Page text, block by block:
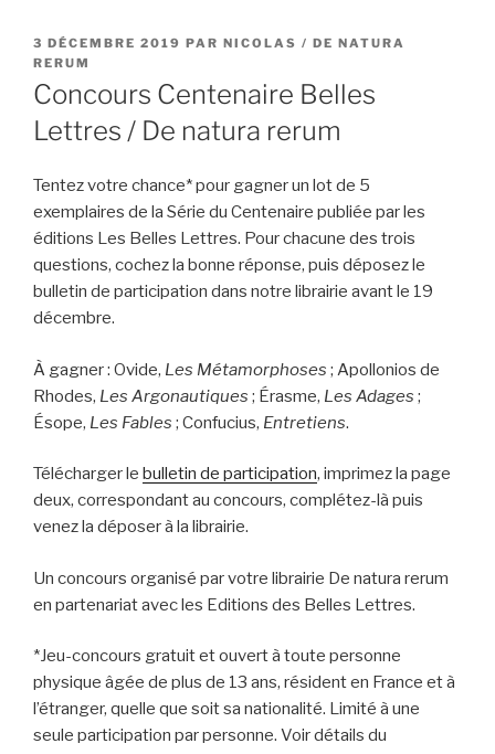
PUBLIÉ
LE
3 DÉCEMBRE 2019 PAR NICOLAS / DE NATURA
RERUM
Concours Centenaire Belles
Lettres / De natura rerum
Tentez votre chance* pour gagner un lot de 5
exemplaires de la Série du Centenaire publiée par les
éditions Les Belles Lettres. Pour chacune des trois
questions, cochez la bonne réponse, puis déposez le
bulletin de participation dans notre librairie avant le 19
décembre.
À gagner : Ovide, Les Métamorphoses ; Apollonios de
Rhodes, Les Argonautiques ; Érasme, Les Adages ;
Ésope, Les Fables ; Confucius, Entretiens.
Télécharger le bulletin de participation, imprimez la page
deux, correspondant au concours, complétez-là puis
venez la déposer à la librairie.
Un concours organisé par votre librairie De natura rerum
en partenariat avec les Editions des Belles Lettres.
*Jeu-concours gratuit et ouvert à toute personne
physique âgée de plus de 13 ans, résident en France et à
l’étranger, quelle que soit sa nationalité. Limité à une
seule participation par personne. Voir détails du